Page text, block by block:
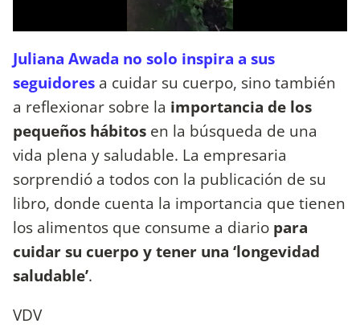
Juliana Awada no solo inspira a sus
seguidores a cuidar su cuerpo, sino también
a reflexionar sobre la importancia de los
pequeños hábitos en la búsqueda de una
vida plena y saludable. La empresaria
sorprendió a todos con la publicación de su
libro, donde cuenta la importancia que tienen
los alimentos que consume a diario para
cuidar su cuerpo y tener una ‘longevidad
saludable’.
VDV